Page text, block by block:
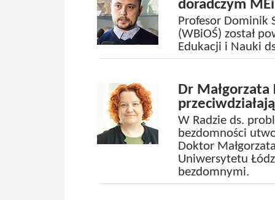
doradczym
Profesor Dominik
(WBiOŚ) został
Edukacji i Nauki
Dr Małgorzata
W Radzie ds.
bezdomności
Doktor
Uniwersytetu
bezdomnymi.